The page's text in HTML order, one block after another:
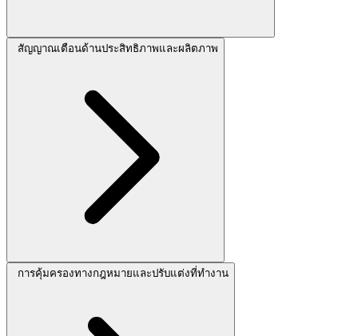
สัญญาณเตือนด้านประสิทธิภาพและผลิตภาพ
การคุ้มครองทางกฎหมายและปรับแต่งที่ทำงาน